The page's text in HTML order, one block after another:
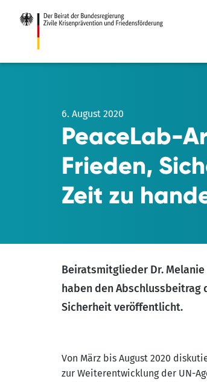
Hauptinhalt
6. August 2020
PeaceLab-
Frieden,
Zeit zu
Beiratsmitglieder Dr.
haben den Abschlussbeitrag
Sicherheit veröffentlicht.
Von März bis August 2020
zur Weiterentwicklung der UN-